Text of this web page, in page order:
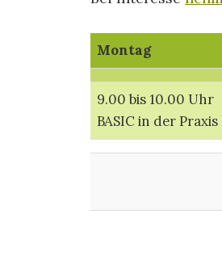
Montag
9.00 bis 10.00 Uhr
BASIC in der